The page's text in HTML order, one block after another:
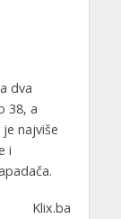
dva
38, a
najviše
i
Klix.ba